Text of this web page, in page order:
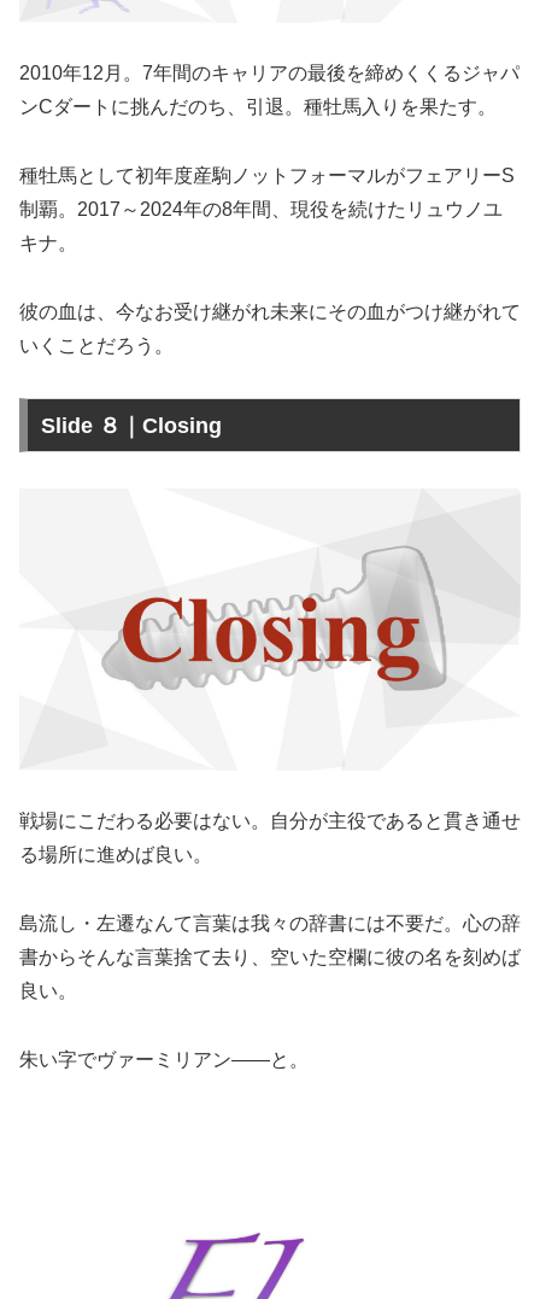
2010年12月。7年間のキャリアの最後を締めくくるジャパ
ンCダートに挑んだのち、引退。種牡馬入りを果たす。
種牡馬として初年度産駒ノットフォーマルがフェアリーS
制覇。2017～2024年の8年間、現役を続けたリュウノユ
キナ。
彼の血は、今なお受け継がれ未来にその血がつけ継がれて
いくことだろう。
Slide ８｜Closing
戦場にこだわる必要はない。自分が主役であると貫き通せ
る場所に進めば良い。
島流し・左遷なんて言葉は我々の辞書には不要だ。心の辞
書からそんな言葉捨て去り、空いた空欄に彼の名を刻めば
良い。
朱い字でヴァーミリアン——と。